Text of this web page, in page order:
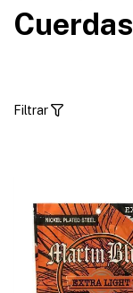
Cuerdas
Filtrar